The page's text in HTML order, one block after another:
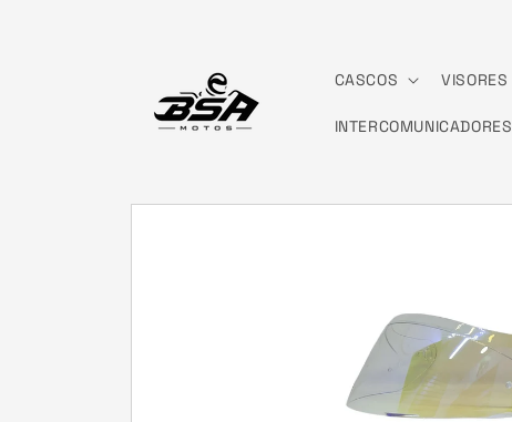
CASCOS VISORES
INTERCOMUNICADORES
directamente